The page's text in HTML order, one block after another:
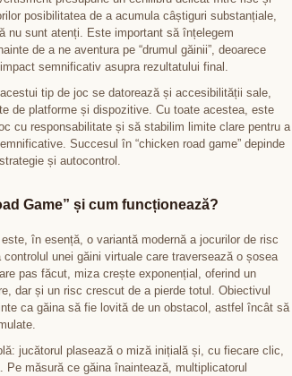
posibilitatea de a acumula câștiguri substanțiale,
nu sunt atenți. Este important să înțelegem
de a ne aventura pe “drumul găinii”, deoarece
semnificativ asupra rezultatului final.
tip de joc se datorează și accesibilității sale,
de platforme și dispozitive. Cu toate acestea, este
cu responsabilitate și să stabilim limite clare pentru a
Succesul în “chicken road game” depinde
și autocontrol.
Game” și cum funcționează?
în esență, o variantă modernă a jocurilor de risc
unei găini virtuale care traversează o șosea
pas făcut, miza crește exponențial, oferind un
dar și un risc crescut de a pierde totul. Obiectivul
ca găina să fie lovită de un obstacol, astfel încât să
jucătorul plasează o miză inițială și, cu fiecare clic,
Pe măsură ce găina înaintează, multiplicatorul